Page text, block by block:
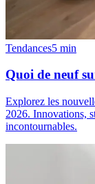
Tendances5 min
Quoi de neuf
Explorez les
2026. Innovations,
incontournables.